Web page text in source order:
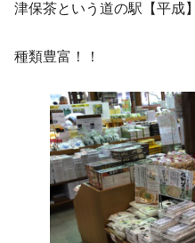
津保茶という道の駅【平成
種類豊富！！